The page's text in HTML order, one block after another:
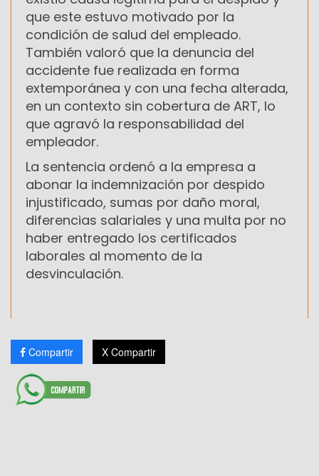
que este estuvo motivado por la
condición de salud del empleado.
También valoró que la denuncia del
accidente fue realizada en forma
extemporánea y con una fecha alterada,
en un contexto sin cobertura de ART, lo
que agravó la responsabilidad del
empleador.
La sentencia ordenó a la empresa a
abonar la indemnización por despido
injustificado, sumas por daño moral,
diferencias salariales y una multa por no
haber entregado los certificados
laborales al momento de la
desvinculación.
Compartir X Compartir